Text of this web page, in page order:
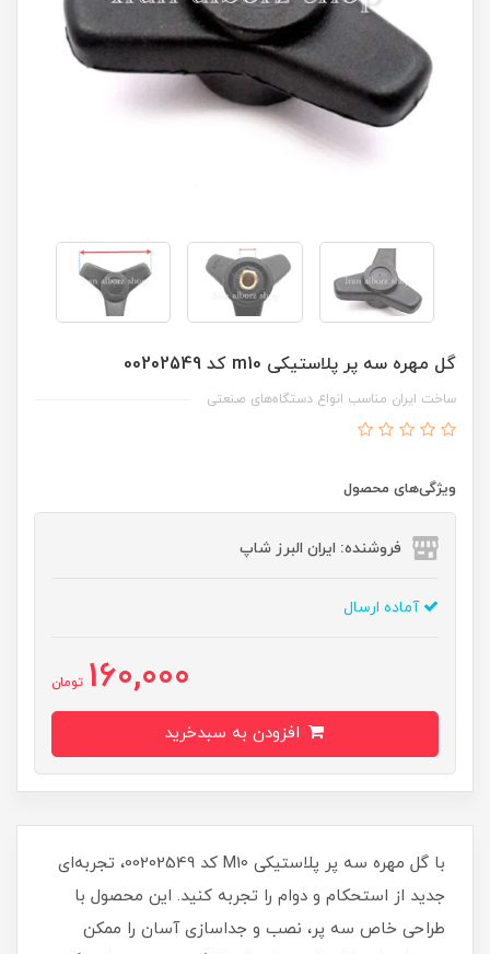
گل مهره سه پر پلاستیکی m10 کد 00202549
ساخت ایران مناسب انواع دستگاه‌های صنعتی
ویژگی‌های محصول
فروشنده: ایران البرز شاپ
آماده ارسال
160,000 تومان
با گل مهره سه پر پلاستیکی M10 کد 00202549، تجربه‌ای
جدید از استحکام و دوام را تجربه کنید. این محصول با
طراحی خاص سه پر، نصب و جداسازی آسان را ممکن